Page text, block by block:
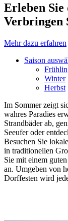
Erleben Sie
Verbringen
Mehr dazu erfahren
Saison
Winter
Herbst
Im Sommer zeigt
wahres Paradies
Strandbäder ab,
Seeufer oder
Besuchen Sie
in traditionellen
Sie mit einem
an. Umgeben von
Dorffesten wird